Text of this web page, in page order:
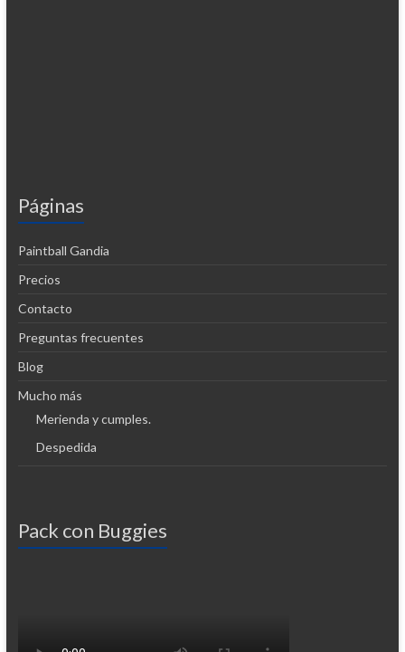
Páginas
Paintball Gandia
Precios
Contacto
Preguntas frecuentes
Blog
Mucho más
Merienda y cumples.
Despedida
Pack con Buggies